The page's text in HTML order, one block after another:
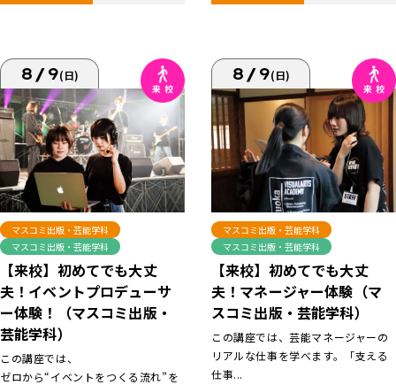
8/9(日)
マスコミ出版・芸能学科
マスコミ出版・芸能学科
【来校】初めてでも大丈
夫！イベントプロデューサ
ー体験！（マスコミ出版・
芸能学科）
この講座では、
ゼロから“イベントをつくる流れ”を
8/9(日)
マスコミ出版・芸能学科
マスコミ出版・芸能学科
【来校】初めてでも大丈
夫！マネージャー体験（マ
スコミ出版・芸能学科）
この講座では、芸能マネージャーの
リアルな仕事を学べます。「支える
仕事...